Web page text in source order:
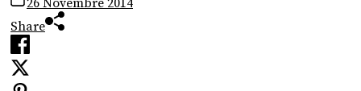
26 Novembre 2014
Share